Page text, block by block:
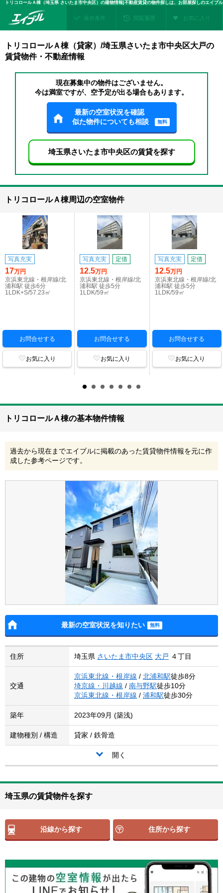
トリコロールＡ棟（埼玉県 さいたま市中央区）の建物情報|不動産賃貸の物件探しは、お部屋探しのエイブル
保存条件 閲覧履歴 お気に入り
トリコロールＡ棟（貸家）/埼玉県さいたま市中央区大戸の
賃貸物件・不動産情報
現在募集中の物件はございません。
今は満室ですが、空予定が出る場合もあります。
最新の空室状況を確認
似た物件についても相談
無料
埼玉県さいたま市中央区の賃貸を探す
トリコロールＡ棟周辺の空室物件
写真充実
17万円
京浜東北線・根岸線/北
浦和駅 徒歩6分
1LDK+S/57.23㎡
お問合せする
お気に入り
写真充実 定借
12.5万円
京浜東北線・根岸線/北
浦和駅 徒歩5分
1LDK/59㎡
お問合せする
お気に入り
写真充実 定借
12.5万円
京浜東北線・根岸線/北
浦和駅 徒歩5分
1LDK/59㎡
お問合せする
お気に入り
トリコロールＡ棟の基本物件情報
過去から現在までエイブルに掲載のあった賃貸物件情報を元に作
成した参考ページです。
最新の空室状況を知りたい
住所 埼玉県 さいたま市中央区 大戸 ４丁目
交通
京浜東北線・根岸線 / 北浦和駅徒歩8分
埼京線・川越線 / 南与野駅徒歩10分
京浜東北線・根岸線 / 浦和駅徒歩30分
築年 2023年09月 (築浅)
建物種別 / 構造 貸家 / 鉄骨造
開く
埼玉県の賃貸物件を探す
沿線から探す 住所から探す